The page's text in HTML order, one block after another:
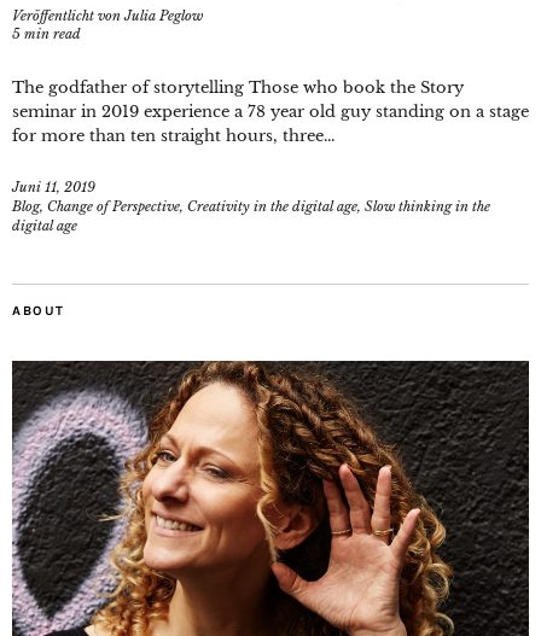
Veröffentlicht vonJulia Peglow
5 min read
The godfather of storytelling Those who book the Story
seminar in 2019 experience a 78 year old guy standing on a stage
for more than ten straight hours, three...
Juni 11, 2019
Blog, Change of Perspective, Creativity in the digital age, Slow thinking in the
digital age
ABOUT